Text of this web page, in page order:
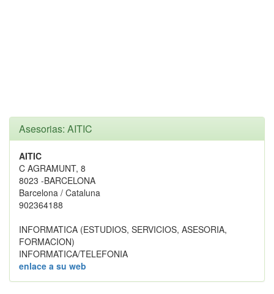
Asesorias: AITIC
AITIC
C AGRAMUNT, 8
8023 -BARCELONA
Barcelona / Cataluna
902364188
INFORMATICA (ESTUDIOS, SERVICIOS, ASESORIA,
FORMACION)
INFORMATICA/TELEFONIA
enlace a su web